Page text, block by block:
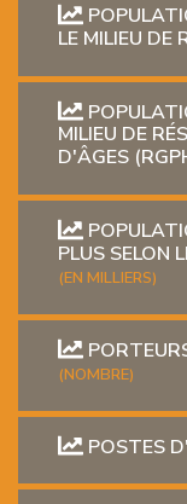
LE MILIEU DE
MILIEU DE
D'ÂGES
PLUS SELON
(EN MILLIERS)
(NOMBRE)
POSTES